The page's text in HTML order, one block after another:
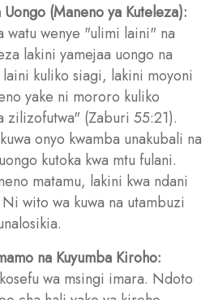
(Maneno ya Kuteleza):
watu wenye "ulimi laini" na
lakini yamejaa uongo na
kuliko siagi, lakini moyoni
yake ni mororo kuliko
zilizofutwa" (Zaburi 55:21).
onyo kwamba unakubali na
kutoka kwa mtu fulani.
matamu, lakini kwa ndani
wito wa kuwa na utambuzi
na Kuyumba Kiroho:
wa msingi imara. Ndoto